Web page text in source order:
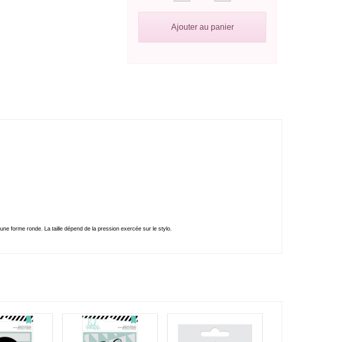
Ajouter au panier
forme ronde. La taille dépend de la pression exercée sur le stylo.